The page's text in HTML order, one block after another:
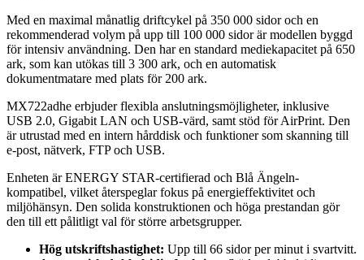
Med en maximal månatlig driftcykel på 350 000 sidor och en
rekommenderad volym på upp till 100 000 sidor är modellen byggd
för intensiv användning. Den har en standard mediekapacitet på 650
ark, som kan utökas till 3 300 ark, och en automatisk
dokumentmatare med plats för 200 ark.
MX722adhe erbjuder flexibla anslutningsmöjligheter, inklusive
USB 2.0, Gigabit LAN och USB-värd, samt stöd för AirPrint. Den
är utrustad med en intern hårddisk och funktioner som skanning till
e-post, nätverk, FTP och USB.
Enheten är ENERGY STAR-certifierad och Blå Ängeln-
kompatibel, vilket återspeglar fokus på energieffektivitet och
miljöhänsyn. Den solida konstruktionen och höga prestandan gör
den till ett pålitligt val för större arbetsgrupper.
Hög utskriftshastighet: Upp till 66 sidor per minut i svartvitt.